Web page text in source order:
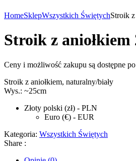
HomeSklepWszystkich ŚwiętychStroik
Stroik z aniołkiem
Ceny i możliwość zakupu są dostępne
Stroik z aniołkiem, naturalny/biały
Wys.: ~25cm
Złoty polski (zł) - PLN
Euro (€) - EUR
Kategoria: Wszystkich Świętych
Share :